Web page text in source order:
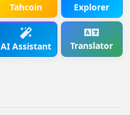
Tahcoin Explorer
AI Assistant Translator